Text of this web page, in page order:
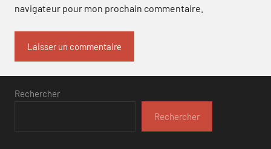
navigateur pour mon prochain commentaire.
Rechercher
Rechercher